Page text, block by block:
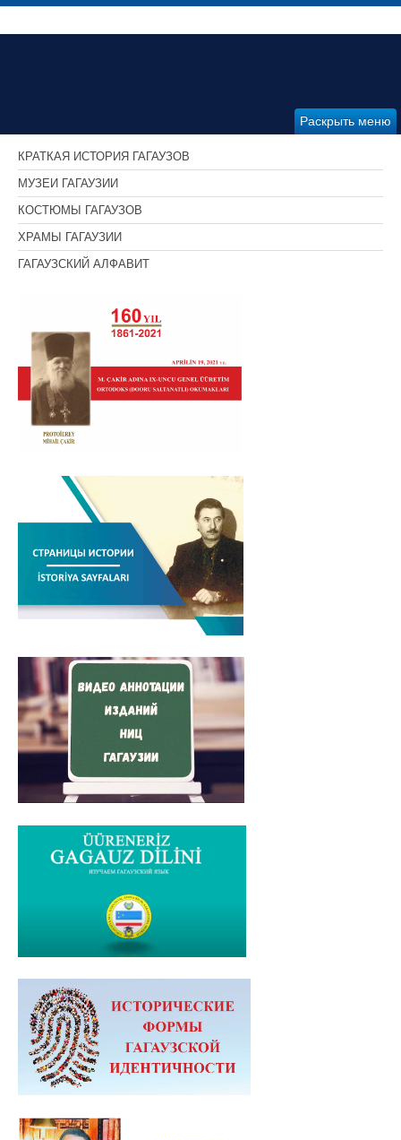
Раскрыть меню
КРАТКАЯ ИСТОРИЯ ГАГАУЗОВ
МУЗЕИ ГАГАУЗИИ
КОСТЮМЫ ГАГАУЗОВ
ХРАМЫ ГАГАУЗИИ
ГАГАУЗСКИЙ АЛФАВИТ